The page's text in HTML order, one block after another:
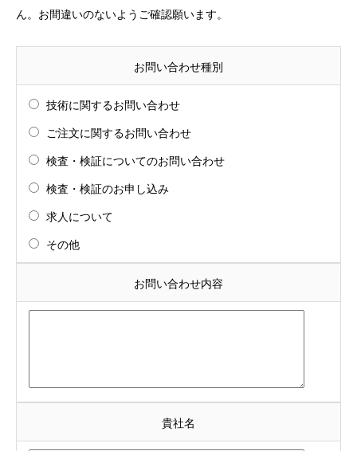
ん。お間違いのないようご確認願います。
お問い合わせ種別
技術に関するお問い合わせ
ご注文に関するお問い合わせ
検査・検証についてのお問い合わせ
検査・検証のお申し込み
求人について
その他
お問い合わせ内容
貴社名